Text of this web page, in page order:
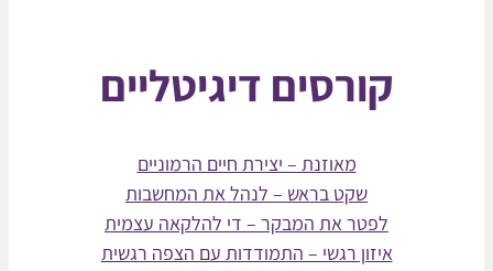
קורסים דיגיטליים
מאוזנת – יצירת חיים הרמוניים
שקט בראש – לנהל את המחשבות
לפטר את המבקר – די להלקאה עצמית
איזון רגשי – התמודדות עם הצפה רגשית